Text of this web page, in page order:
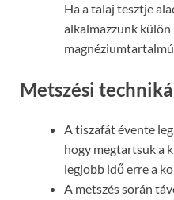
Ha a talaj tesztje
alkalmazzunk
Metszési
A tiszafát évente
hogy megtartsuk a
legjobb idő erre a
A metszés során